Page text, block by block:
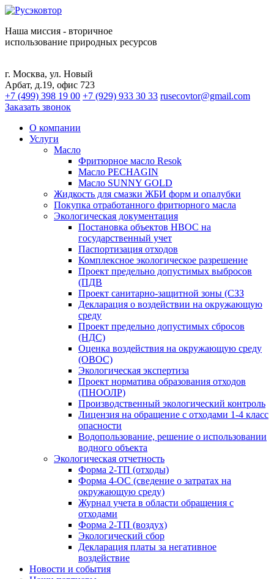
Наша миссия - вторичное
использование природных ресурсов
г. Москва, ул. Новый
Арбат, д.19, офис 723
+7 (499) 398 19 00 +7 (929) 933 30 33 rusecovtor@gmail.com
Заказать звонок
О компании
Услуги
Масло
Фритюрное масло Resok
Масло PECHAGIN
Масло SUNNY GOLD
Жидкость для смазки ЖБИ форм и опалубки
Покупка отработанного фритюрного масла
Экологическая документация
Постановка объектов НВОС на
государственный учет
Паспортизация отходов
Комплексное экологическое разрешение
Проект предельно допустимых выбросов
(ПДВ
Проект санитарно-защитной зоны (СЗЗ
Декларация о воздействии на окружающую
среду
Проект предельно допустимых сбросов
(НДС)
Оценка воздействия на окружающую среду
(ОВОС)
Экологическая экспертиза
Проект норматива образования отходов
(ПНООЛР)
Производственный экологический контроль
Лицензия на обращение с отходами 1-4 класс
опасности
Водопользование, решение о использовании
водного объекта
Экологическая отчетность
Форма 2-ТП (отходы)
Форма 4-ОС (сведение о затратах на
окружающую среду)
Журнал учета в области обращения с
отходами
Форма 2-ТП (воздух)
Экологический сбор
Декларация платы за негативное
воздействие
Новости и события